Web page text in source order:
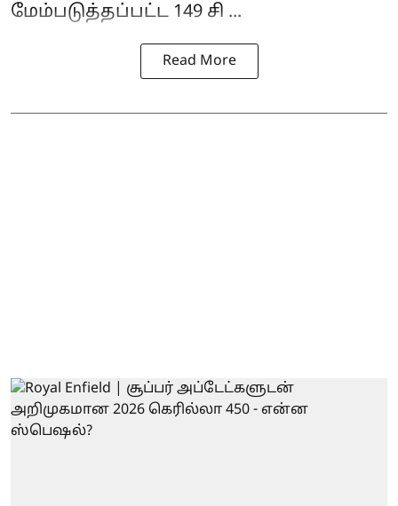
மேம்படுத்தப்பட்ட 149 சி ...
Read More